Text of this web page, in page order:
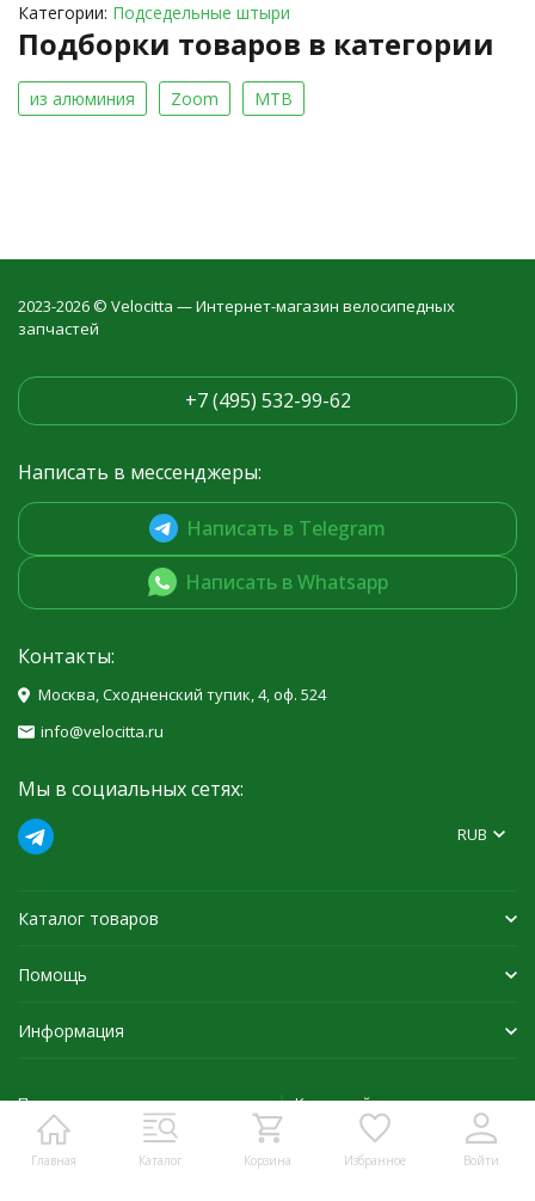
Категории: Подседельные штыри
Подборки товаров в категории
из алюминия Zoom MTB
Главная Каталог Корзина Избранное Войти
2023-2026 © Velocitta — Интернет-магазин велосипедных
запчастей
+7 (495) 532-99-62
Написать в мессенджеры:
Написать в Telegram
Написать в Whatsapp
Контакты:
Москва, Сходненский тупик, 4, оф. 524
info@velocitta.ru
Мы в социальных сетях:
RUB
Каталог товаров
Помощь
Информация
Политика персональных данных Карта сайта